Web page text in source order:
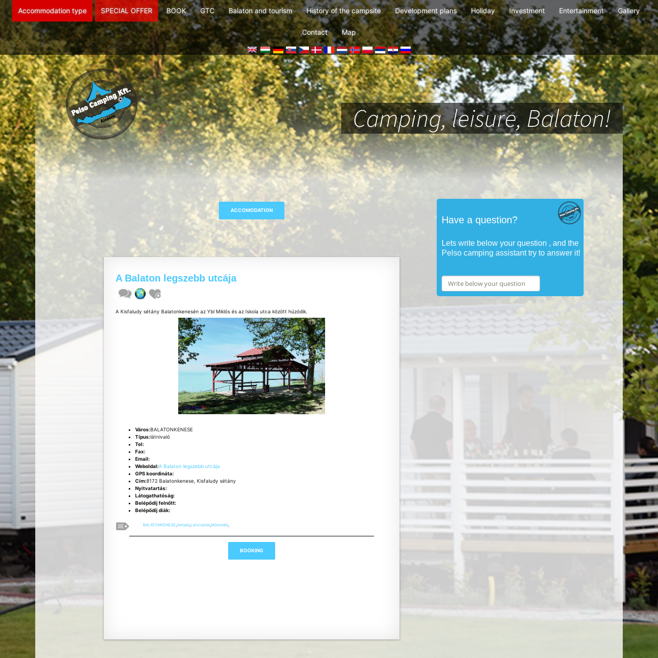
Accommodation type SPECIAL OFFER BOOK GTC Balaton and tourism History of the campsite Development plans Holiday Investment Entertainment Gallery
Contact Map
Camping, leisure, Balaton!
A Balaton legszebb utcája
A Kisfaludy sétány Balatonkenesén az Ybl Miklós és az Iskola utca között húzódik.
Város:BALATONKENESE
Típus:látnivaló
Tel:
Fax:
Email:
Weboldal:A Balaton legszebb utcája
GPS koordináta:
Cím:8172 Balatonkenese, Kisfaludy sétány
Nyitvatartás:
Látogathatóság:
Belépődíj felnőtt:
Belépődíj diák:
BALATONKENESE Helyek, Látnivalók, Műemlék,
Have a question?
Lets write below your question , and the
Pelso camping assistant try to answer it!